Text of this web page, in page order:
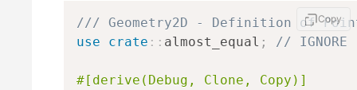
/// Geometry2D - Definition of
use
crate :: almost_equal ; // IGNORE
#[derive(Debug, Clone, Copy)]
Copy